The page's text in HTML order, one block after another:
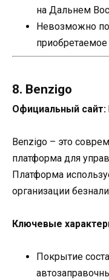
на Дальнем
Невозможно
8. Benzigo
Официальный сайт:
Benzigo – это
платформа для
Платформа
организации
Ключевые
Покрытие